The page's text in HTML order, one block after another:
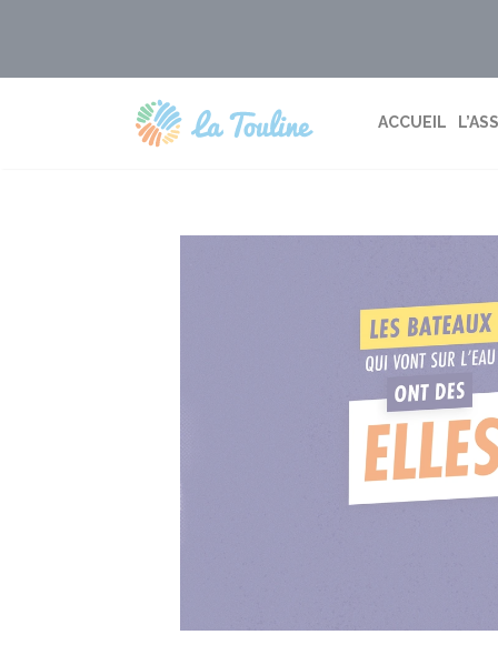
contenu
ACCUEIL